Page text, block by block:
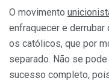
O movimento
enfraquecer e
os católicos, que por
separado. Não se
sucesso completo,